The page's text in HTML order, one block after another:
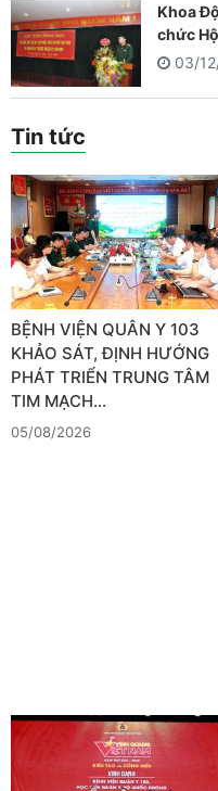
Khoa
chức
03/
Tin tức
BỆNH VIỆN QUÂN Y 103
KHẢO SÁT, ĐỊNH HƯỚNG
PHÁT TRIỂN TRUNG TÂM
TIM MẠCH…
05/08/2026